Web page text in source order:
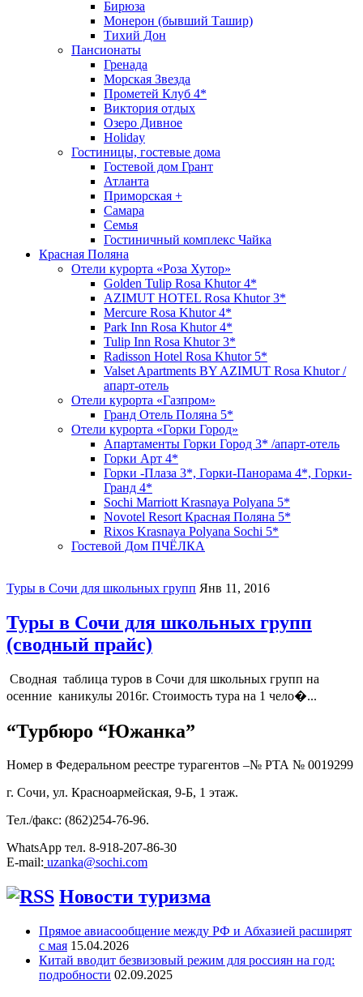
Бирюза
Монерон (бывший Ташир)
Тихий Дон
Пансионаты
Гренада
Морская Звезда
Прометей Клуб 4*
Виктория отдых
Озеро Дивное
Holiday
Гостиницы, гостевые дома
Гостевой дом Грант
Атланта
Приморская +
Самара
Семья
Гостиничный комплекс Чайка
Красная Поляна
Отели курорта «Роза Хутор»
Golden Tulip Rosa Khutor 4*
AZIMUT HOTEL Rosa Khutor 3*
Mercure Rosa Khutor 4*
Park Inn Rosa Khutor 4*
Tulip Inn Rosa Khutor 3*
Radisson Hotel Rosa Khutor 5*
Valset Apartments BY AZIMUT Rosa Khutor /
апарт-отель
Отели курорта «Газпром»
Гранд Отель Поляна 5*
Отели курорта «Горки Город»
Апартаменты Горки Город 3* /апарт-отель
Горки Арт 4*
Горки -Плаза 3*, Горки-Панорама 4*, Горки-
Гранд 4*
Sochi Marriott Krasnaya Polyana 5*
Novotel Resort Красная Поляна 5*
Rixos Krasnaya Polyana Sochi 5*
Гостевой Дом ПЧЁЛКА
Туры в Сочи для школьных групп Янв 11, 2016
Туры в Сочи для школьных групп
(сводный прайс)
Сводная таблица туров в Сочи для школьных групп на
осенние каникулы 2016г. Стоимость тура на 1 чело�...
“Турбюро “Южанка”
Номер в Федеральном реестре турагентов –№ РТА № 0019299
г. Сочи, ул. Красноармейская, 9-Б, 1 этаж.
Тел./факс: (862)254-76-96.
WhatsApp тел. 8-918-207-86-30
E-mail: uzanka@sochi.com
Новости туризма
Прямое авиасообщение между РФ и Абхазией расширят
с мая 15.04.2026
Китай вводит безвизовый режим для россиян на год:
подробности 02.09.2025